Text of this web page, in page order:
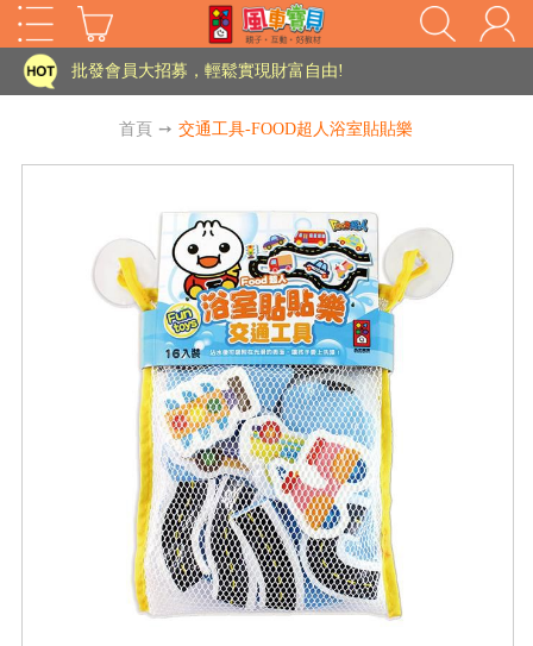
家長樂了!「風車書版集團暨FOOD超人企業總部」目前正興建中!
批發會員大招募，輕鬆實現財富自由!
老師您好!!幼教會員火熱招募中~
海外購物免煩惱！點我查看『海外購物流程說明』
批發會員大招募，輕鬆實現財富自由!
老師您好!!幼教會員火熱招募中~
海外購物免煩惱！點我查看『海外購物流程說明』
首頁 ➙ 交通工具-FOOD超人浴室貼貼樂